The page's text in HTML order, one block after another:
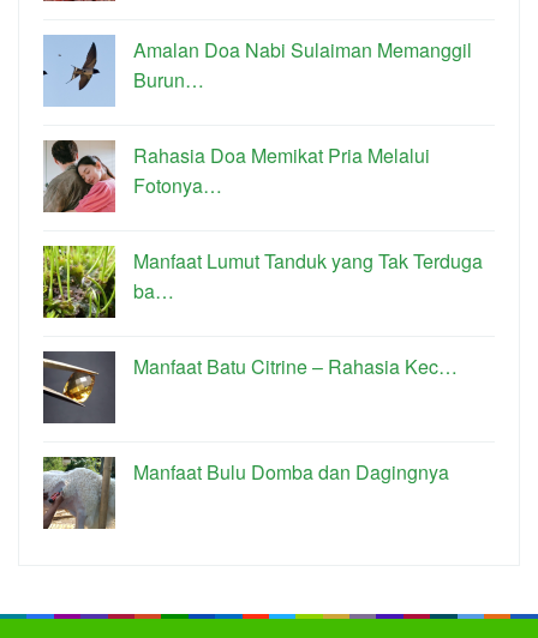
Amalan Doa Nabi Sulaiman Memanggil
Burun…
Rahasia Doa Memikat Pria Melalui
Fotonya…
Manfaat Lumut Tanduk yang Tak Terduga
ba…
Manfaat Batu Citrine – Rahasia Kec…
Manfaat Bulu Domba dan Dagingnya